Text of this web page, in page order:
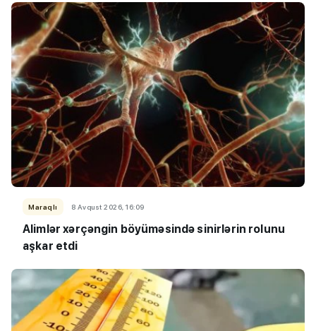
Maraqlı 8 Avqust 2026, 16:09
Alimlər xərçəngin böyüməsində sinirlərin rolunu
aşkar etdi